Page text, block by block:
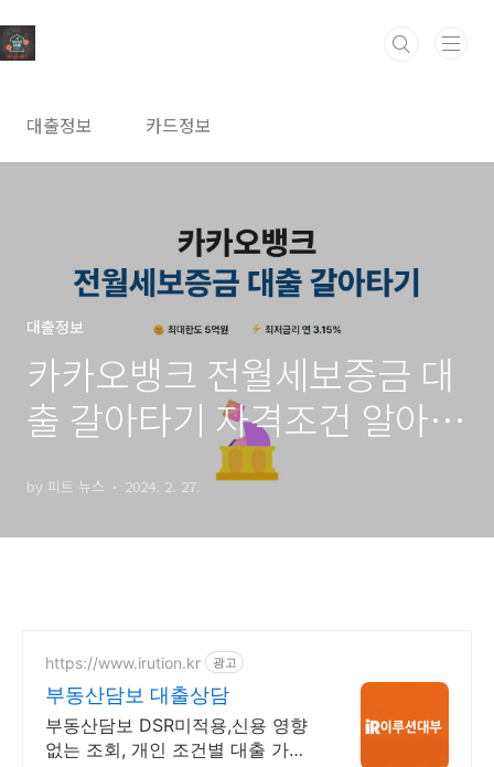
대출정보 카드정보
대출정보
카카오뱅크 전월세보증금 대
출 갈아타기 자격조건 알아보
고 신청하기(최대 5억원까지)
by 피트 뉴스 2024. 2. 27.
https://www.irution.kr 광고
부동산담보 대출상담
부동산담보 DSR미적용,신용 영향
없는 조회, 개인 조건별 대출 가능